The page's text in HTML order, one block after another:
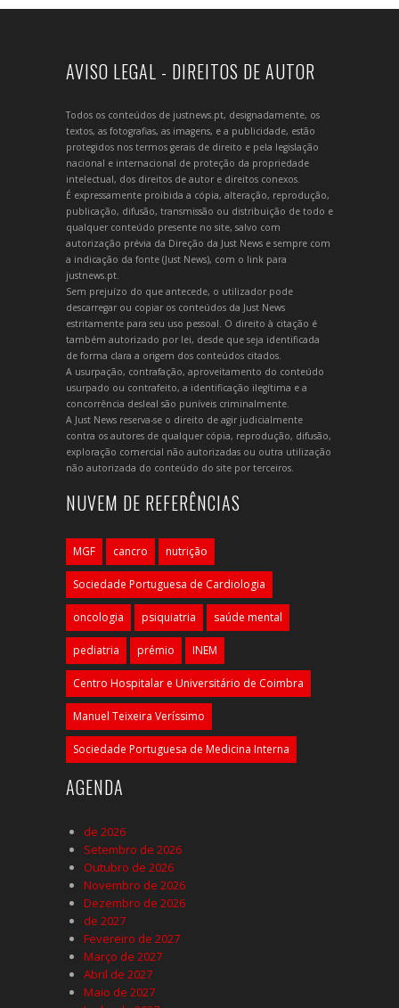
AVISO LEGAL - DIREITOS DE AUTOR
Todos os conteúdos de justnews.pt, designadamente, os
textos, as fotografias, as imagens, e a publicidade, estão
protegidos nos termos gerais de direito e pela legislação
nacional e internacional de proteção da propriedade
intelectual, dos direitos de autor e direitos conexos.
É expressamente proibida a cópia, alteração, reprodução,
publicação, difusão, transmissão ou distribuição de todo e
qualquer conteúdo presente no site, salvo com
autorização prévia da Direção da Just News e sempre com
a indicação da fonte (Just News), com o link para
justnews.pt.
Sem prejuízo do que antecede, o utilizador pode
descarregar ou copiar os conteúdos da Just News
estritamente para seu uso pessoal. O direito à citação é
também autorizado por lei, desde que seja identificada
de forma clara a origem dos conteúdos citados.
A usurpação, contrafação, aproveitamento do conteúdo
usurpado ou contrafeito, a identificação ilegítima e a
concorrência desleal são puníveis criminalmente.
A Just News reserva-se o direito de agir judicialmente
contra os autores de qualquer cópia, reprodução, difusão,
exploração comercial não autorizadas ou outra utilização
não autorizada do conteúdo do site por terceiros.
NUVEM DE REFERÊNCIAS
MGF cancro nutrição
Sociedade Portuguesa de Cardiologia
oncologia psiquiatria saúde mental
pediatria prémio INEM
Centro Hospitalar e Universitário de Coimbra
Manuel Teixeira Veríssimo
Sociedade Portuguesa de Medicina Interna
AGENDA
de 2026
Setembro de 2026
Outubro de 2026
Novembro de 2026
Dezembro de 2026
de 2027
Fevereiro de 2027
Março de 2027
Abril de 2027
Maio de 2027